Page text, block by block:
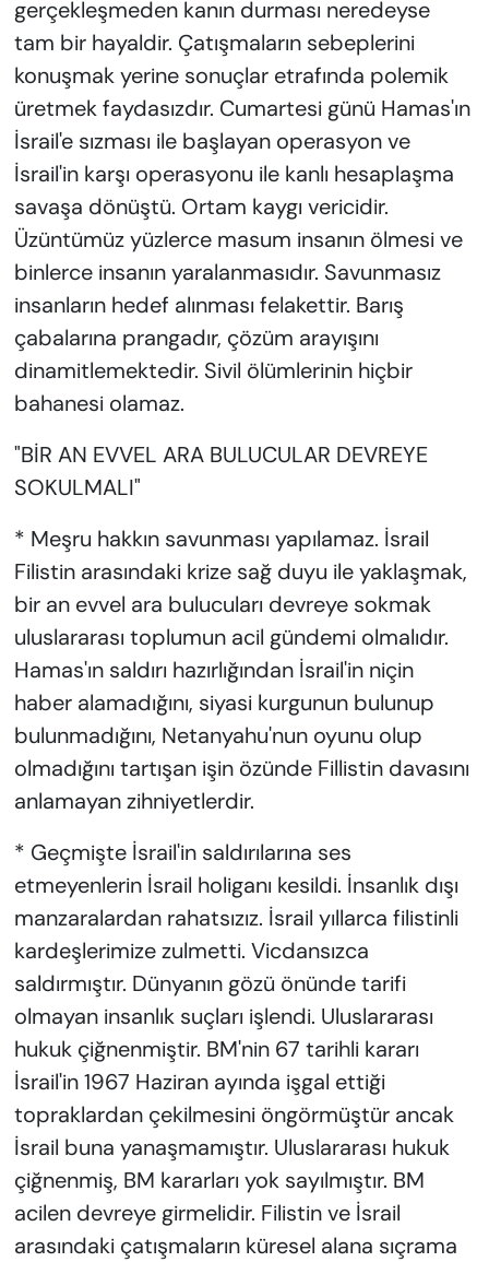
gerçekleşmeden kanın durması neredeyse
tam bir hayaldir. Çatışmaların sebeplerini
konuşmak yerine sonuçlar etrafında polemik
üretmek faydasızdır. Cumartesi günü Hamas'ın
İsrail'e sızması ile başlayan operasyon ve
İsrail'in karşı operasyonu ile kanlı hesaplaşma
savaşa dönüştü. Ortam kaygı vericidir.
Üzüntümüz yüzlerce masum insanın ölmesi ve
binlerce insanın yaralanmasıdır. Savunmasız
insanların hedef alınması felakettir. Barış
çabalarına prangadır, çözüm arayışını
dinamitlemektedir. Sivil ölümlerinin hiçbir
bahanesi olamaz.
"BİR AN EVVEL ARA BULUCULAR DEVREYE
SOKULMALI"
* Meşru hakkın savunması yapılamaz. İsrail
Filistin arasındaki krize sağ duyu ile yaklaşmak,
bir an evvel ara bulucuları devreye sokmak
uluslararası toplumun acil gündemi olmalıdır.
Hamas'ın saldırı hazırlığından İsrail'in niçin
haber alamadığını, siyasi kurgunun bulunup
bulunmadığını, Netanyahu'nun oyunu olup
olmadığını tartışan işin özünde Fillistin davasını
anlamayan zihniyetlerdir.
* Geçmişte İsrail'in saldırılarına ses
etmeyenlerin İsrail holiganı kesildi. İnsanlık dışı
manzaralardan rahatsızız. İsrail yıllarca filistinli
kardeşlerimize zulmetti. Vicdansızca
saldırmıştır. Dünyanın gözü önünde tarifi
olmayan insanlık suçları işlendi. Uluslararası
hukuk çiğnenmiştir. BM'nin 67 tarihli kararı
İsrail'in 1967 Haziran ayında işgal ettiği
topraklardan çekilmesini öngörmüştür ancak
İsrail buna yanaşmamıştır. Uluslararası hukuk
çiğnenmiş, BM kararları yok sayılmıştır. BM
acilen devreye girmelidir. Filistin ve İsrail
arasındaki çatışmaların küresel alana sıçrama